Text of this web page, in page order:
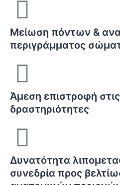
Μείωση πόντων &
περιγράμματος
Άμεση επιστροφή
δραστηριότητες
Δυνατότητα
συνεδρία προς